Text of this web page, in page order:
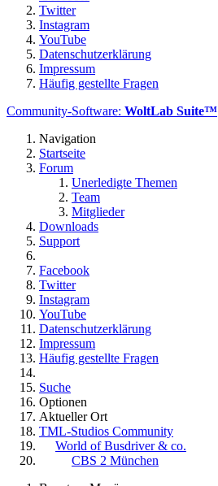
Twitter
Instagram
YouTube
Datenschutzerklärung
Impressum
Häufig gestellte Fragen
Community-Software: WoltLab Suite™
Navigation
Startseite
Forum
Unerledigte Themen
Team
Mitglieder
Downloads
Support
Facebook
Twitter
Instagram
YouTube
Datenschutzerklärung
Impressum
Häufig gestellte Fragen
Suche
Optionen
Aktueller Ort
TML-Studios Community
World of Busdriver & co.
CBS 2 München